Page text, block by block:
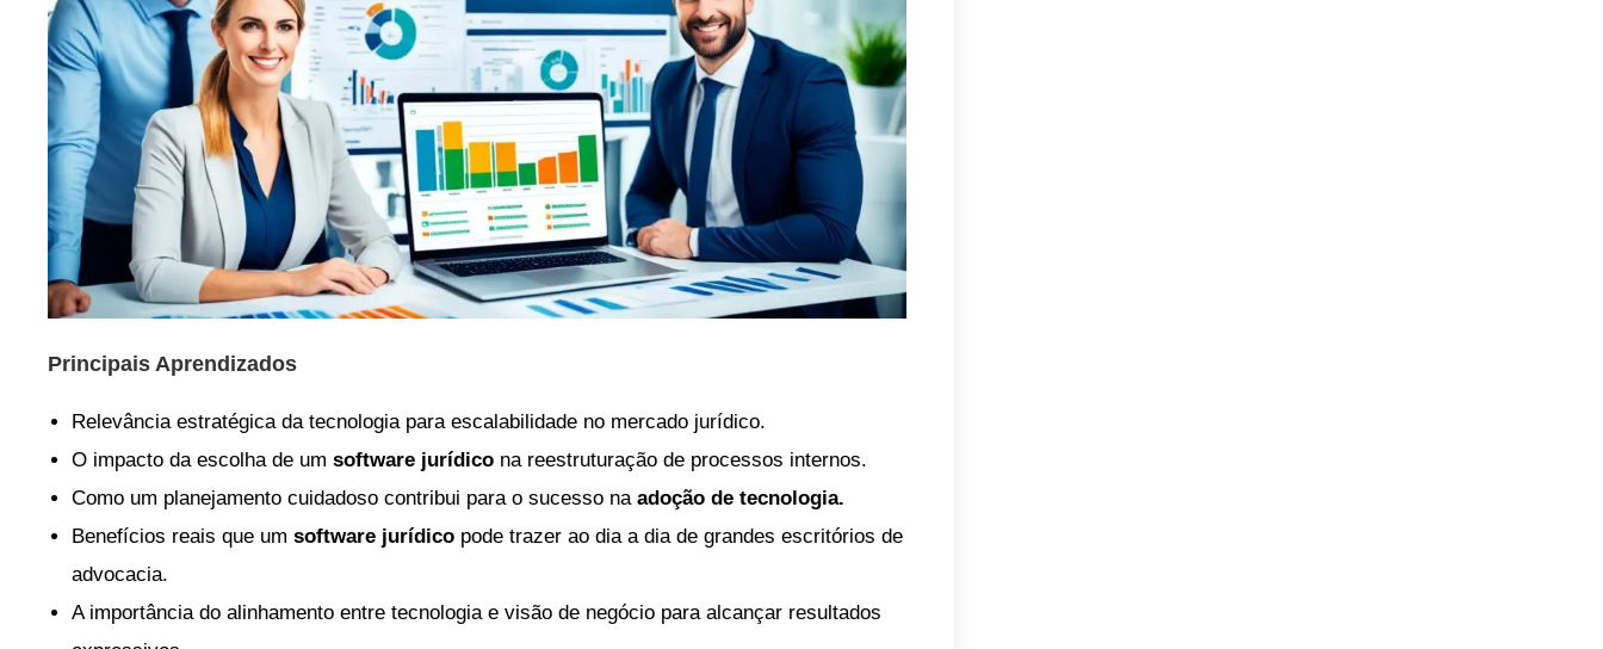
Principais Aprendizados
Relevância estratégica da tecnologia para escalabilidade no mercado jurídico.
O impacto da escolha de um software jurídico na reestruturação de processos internos.
Como um planejamento cuidadoso contribui para o sucesso na adoção de tecnologia.
Benefícios reais que um software jurídico pode trazer ao dia a dia de grandes escritórios de
advocacia.
A importância do alinhamento entre tecnologia e visão de negócio para alcançar resultados